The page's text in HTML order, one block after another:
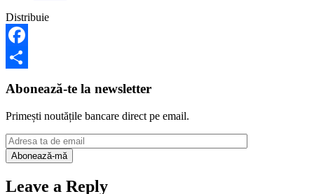
Distribuie
Facebook
Abonează-te la newsletter
Primești noutățile bancare direct pe email.
Leave a Reply